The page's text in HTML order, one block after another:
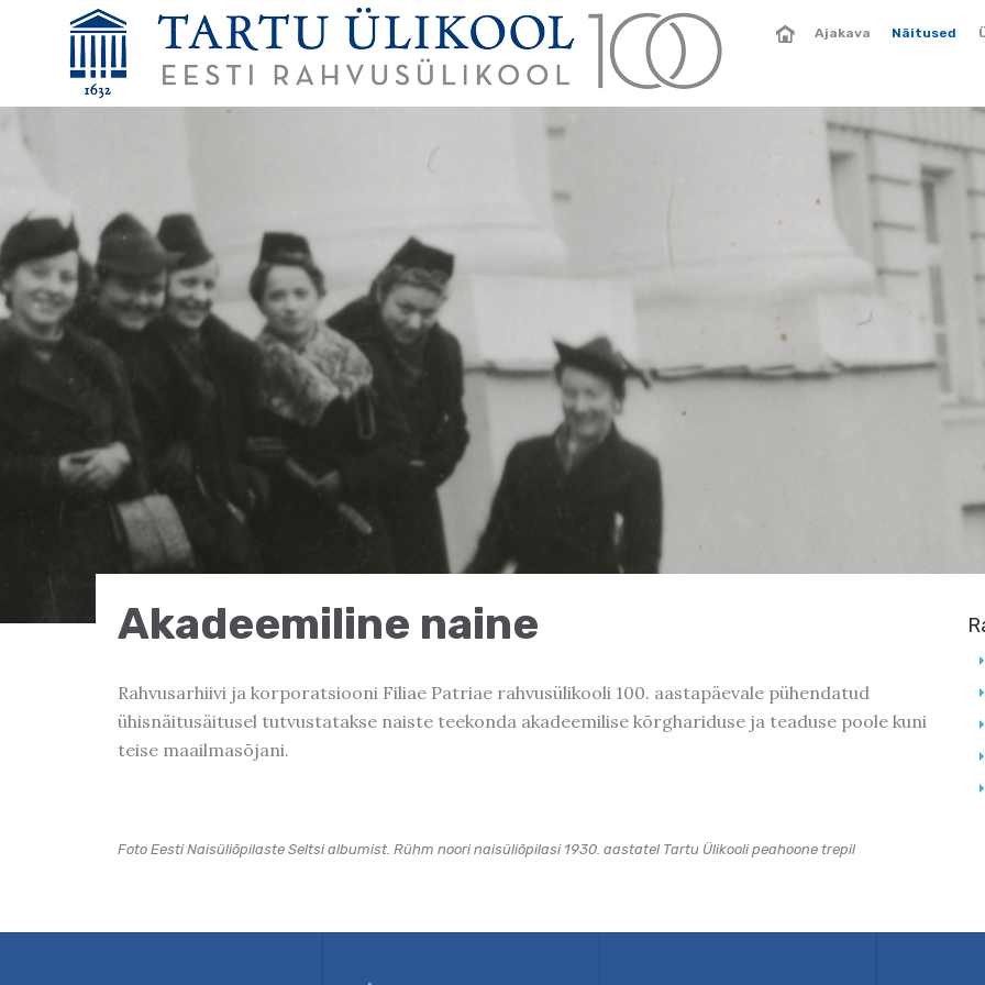
Ajakava Näitused
Akadeemiline naine
Rahvusarhiivi ja korporatsiooni Filiae Patriae rahvusülikooli 100. aastapäevale pühendatud
ühisnäitusäitusel tutvustatakse naiste teekonda akadeemilise kõrghariduse ja teaduse poole kuni
teise maailmasõjani.
Foto Eesti Naisüliõpilaste Seltsi albumist. Rühm noori naisüliõpilasi 1930. aastatel Tartu Ülikooli peahoone trepil